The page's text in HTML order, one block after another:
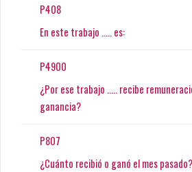
P408
En este trabajo ..... es:
P4900
¿Por ese trabajo ..... recibe
ganancia?
P807
¿Cuánto recibió o ganó el mes pasado?